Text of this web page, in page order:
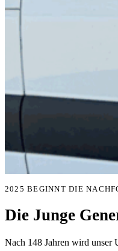
2025 BEGINNT DIE
Die Junge
Nach 148 Jahren wird unser